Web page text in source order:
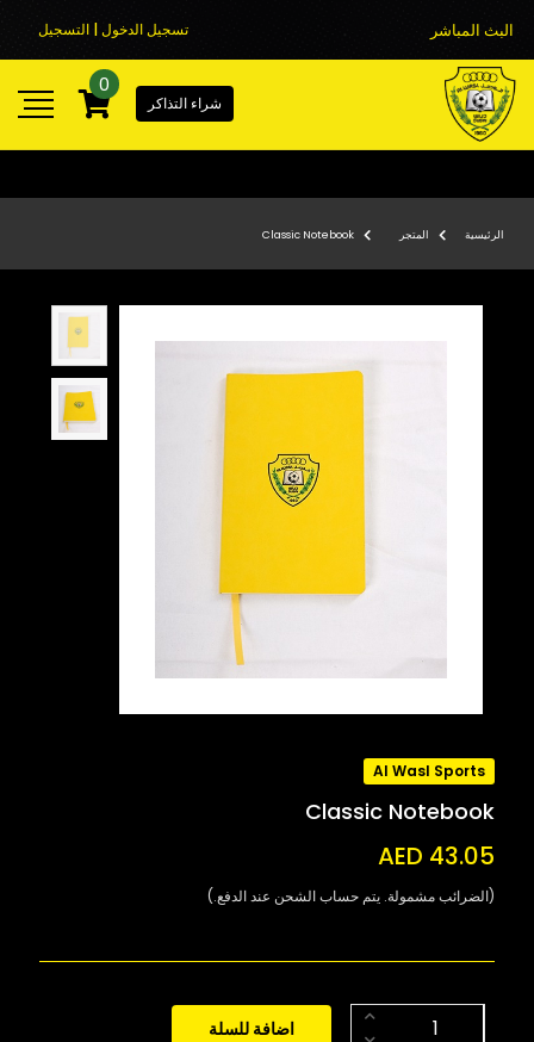
البث المباشر تسجيل الدخول | التسجيل
شراء التذاكر
0
الرئيسية المتجر Classic Notebook
Al Wasl Sports
Classic Notebook
AED 43.05
(الضرائب مشمولة. يتم حساب الشحن عند الدفع.)
اضافة للسلة